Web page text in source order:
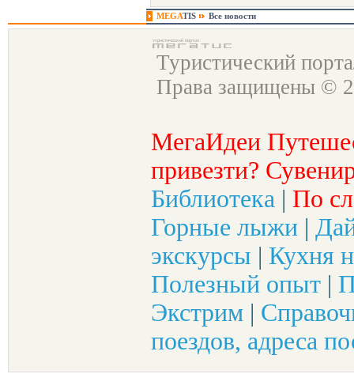
MEGATIS Все новости
Туристический
Права защищены ©
МегаИдеи
привезти?
Библиотека | По
Горные лыжи |
экскурсы | Кухня
Полезный опыт |
Экстрим |
поездов, адреса